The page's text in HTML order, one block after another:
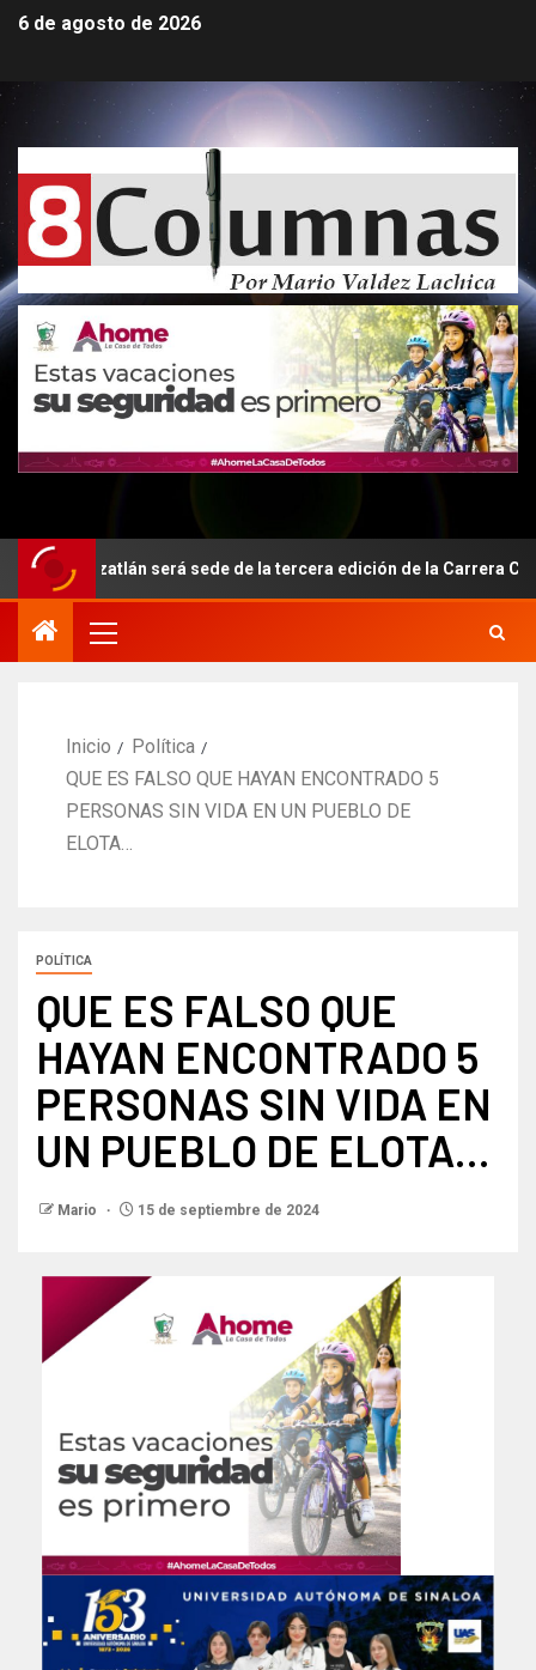
6 de agosto de 2026
Mazatlán será sede de la tercera edición de la Carrera Conecta-
Inicio
Política
QUE ES FALSO QUE HAYAN ENCONTRADO 5
PERSONAS SIN VIDA EN UN PUEBLO DE
ELOTA…
POLÍTICA
QUE ES FALSO QUE
HAYAN ENCONTRADO 5
PERSONAS SIN VIDA EN
UN PUEBLO DE ELOTA…
Mario 15 de septiembre de 2024